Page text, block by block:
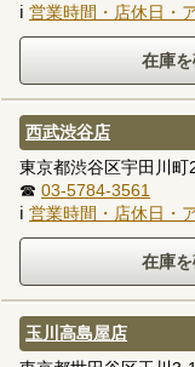
ℹ 営業時間・店休日・
西武渋谷店
東京都渋谷区宇田川
☎ 03-5784-3561
ℹ 営業時間・店休日・
玉川高島屋店